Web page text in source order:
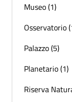
Museo (1)
Osservatorio
Palazzo (5)
Planetario (1)
Riserva